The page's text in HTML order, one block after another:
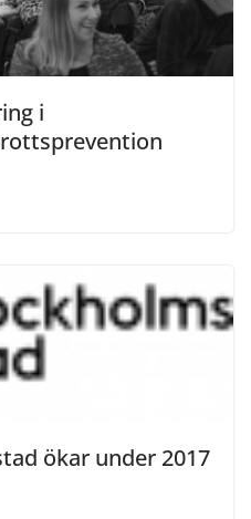
i
ökar under 2017